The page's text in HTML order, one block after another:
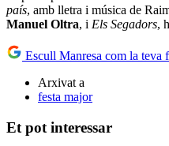
país, amb lletra i música de
Manuel Oltra, i Els Segadors,
Escull Manresa com la teva
Arxivat a
festa major
Et pot interessar